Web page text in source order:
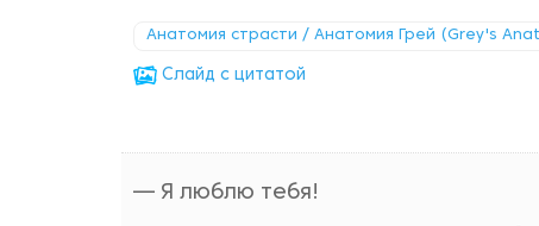
Анатомия страсти / Анатомия Грей (Grey's
Cлайд с цитатой
— Я люблю тебя!